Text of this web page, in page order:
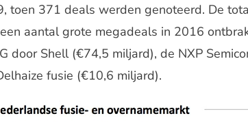
toen 371 deals werden genoteerd. De
aantal grote megadeals in 2016
door Shell (€74,5 miljard), de NXP
fusie (€10,6 miljard).